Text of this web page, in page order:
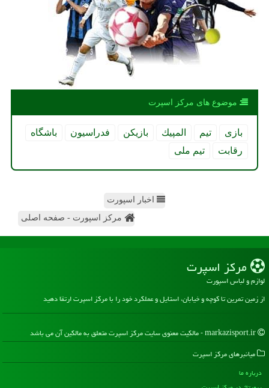
موضوع های مركز اسپرت
بازی تیم المپیك بازیكن فدراسیون
باشگاه
رقابت
تیم ملی
اخبار اسپورت
مرکز اسپورت - صفحه اصلی
مركز اسپرت
لوازم و لباس اسپورت
از زمین تمرین تا کوچه و خیابان، استایل و عملکرد خود را با مرکز اسپرت ارتقا دهید
میانبرهای مركز اسپرت
درباره ما